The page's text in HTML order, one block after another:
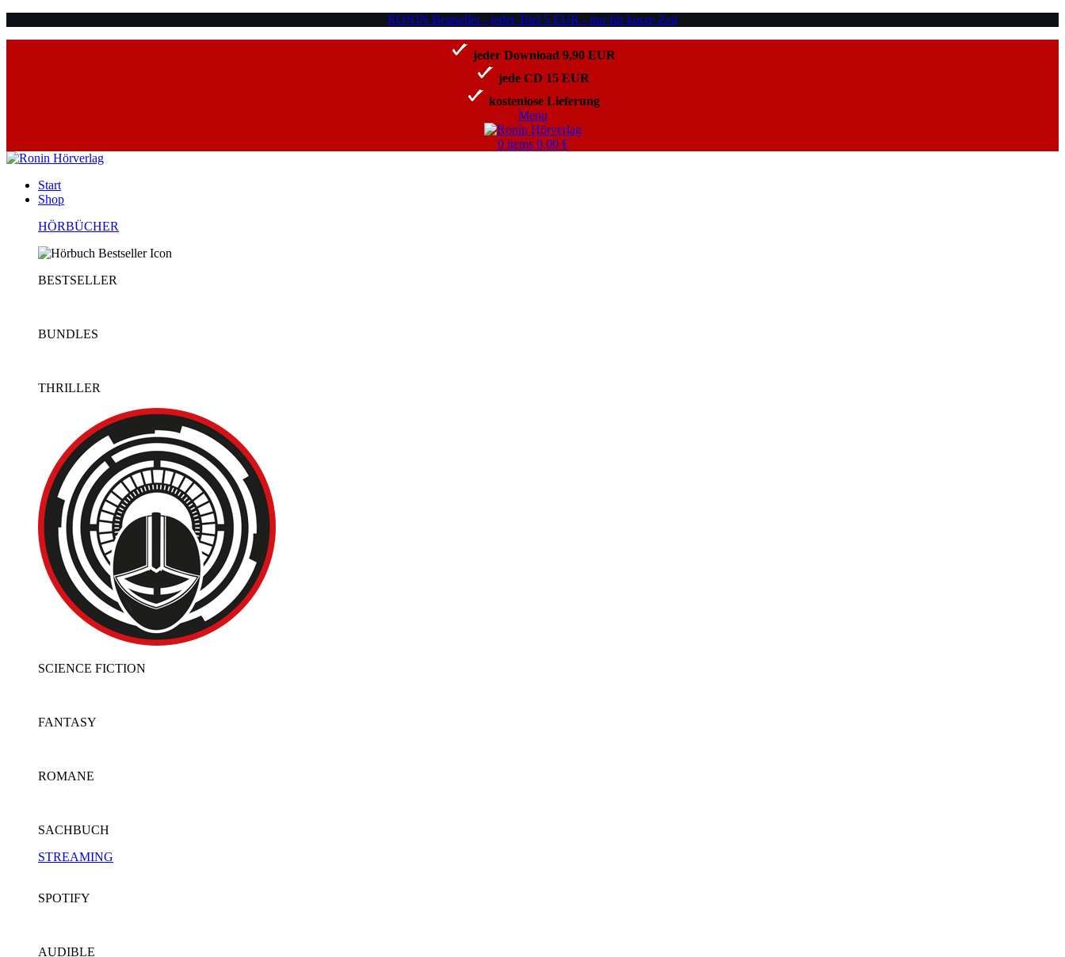
RONIN Bestseller - jeder Titel 5 EUR - nur für kurze Zeit
jeder Download 9,90 EUR
jede CD 15 EUR
kostenlose Lieferung
Menu
0 items 0,00 €
Start
Shop
HÖRBÜCHER
BESTSELLER
BUNDLES
THRILLER
SCIENCE FICTION
FANTASY
ROMANE
SACHBUCH
STREAMING
SPOTIFY
AUDIBLE